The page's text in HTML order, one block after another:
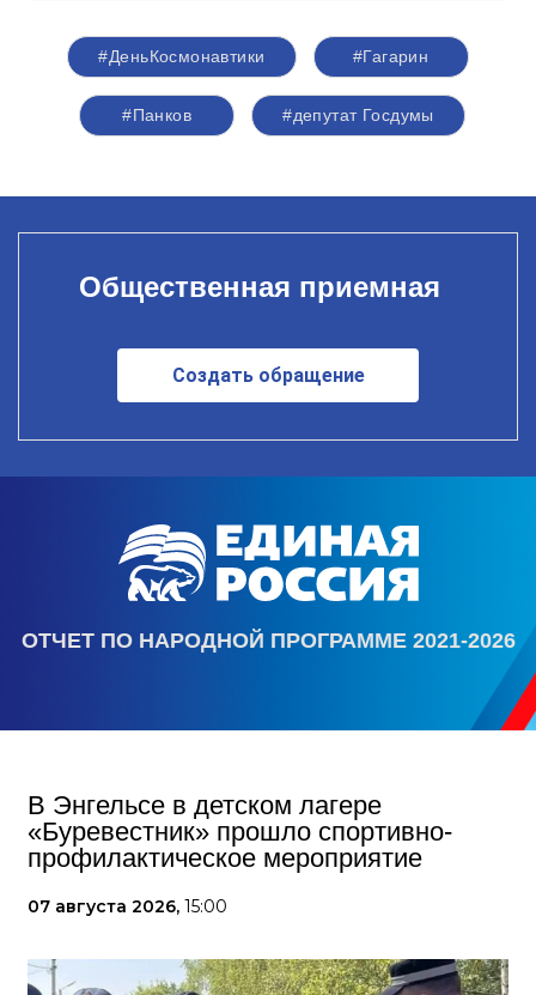
#ДеньКосмонавтики #Гагарин
#Панков #депутат Госдумы
Общественная приемная
Создать обращение
ОТЧЕТ ПО НАРОДНОЙ ПРОГРАММЕ 2021-2026
В Энгельсе в детском лагере
«Буревестник» прошло спортивно-
профилактическое мероприятие
07 августа 2026, 15:00